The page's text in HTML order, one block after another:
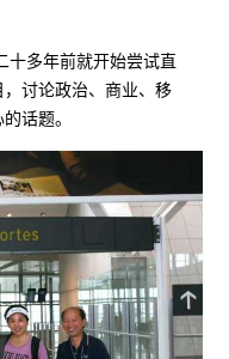
十多年前就开始尝试直
讨论政治、商业、移
话题。